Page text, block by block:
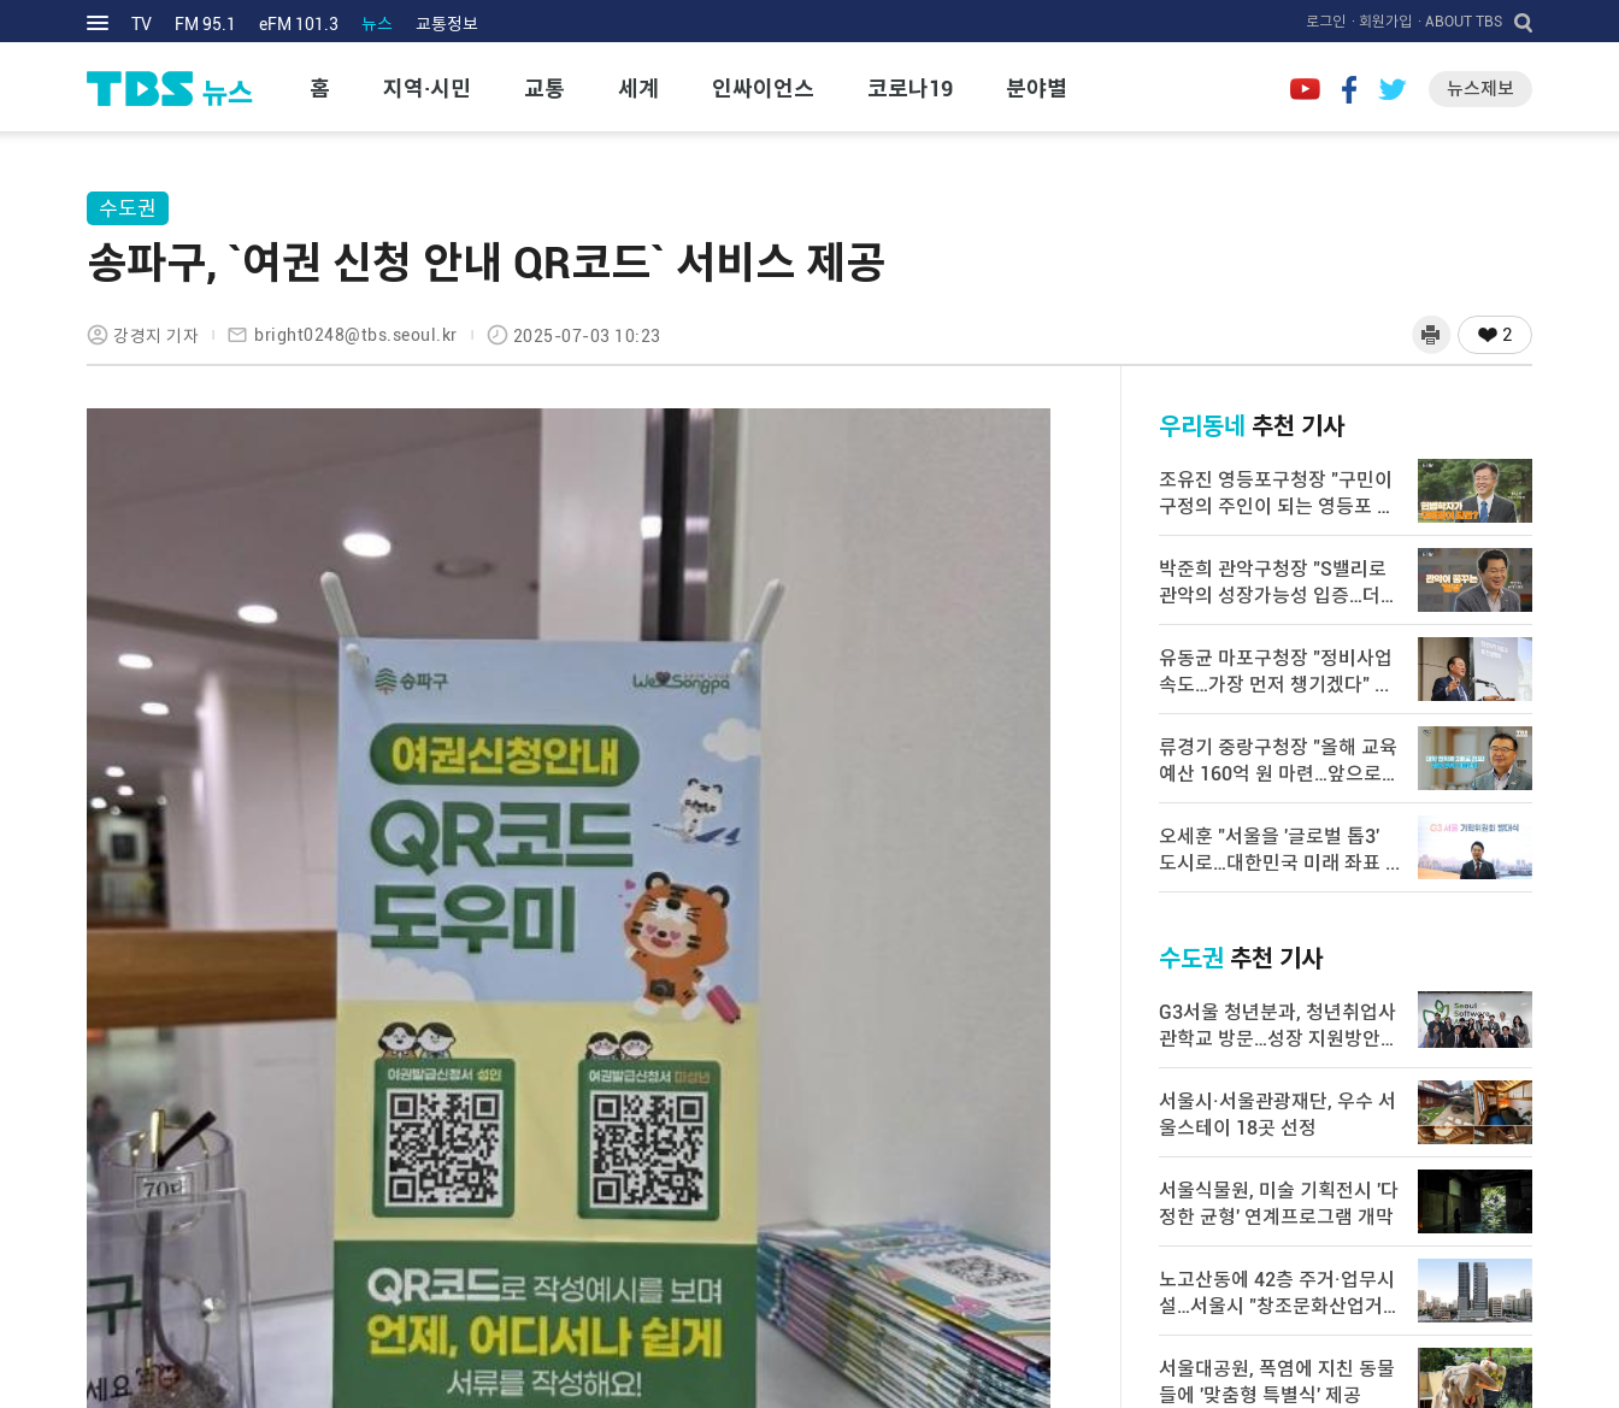
TV FM 95.1 eFM 101.3 뉴스 교통정보 로그인 · 회원가입 · ABOUT TBS
홈 지역·시민 교통 세계 인싸이언스 코로나19 분야별 뉴스제보
수도권
송파구, `여권 신청 안내 QR코드` 서비스 제공
강경지 기자 bright0248@tbs.seoul.kr 2025-07-03 10:23 2
우리동네 추천 기사
조유진 영등포구청장 "구민이
구정의 주인이 되는 영등포 만
들 ...
박준희 관악구청장 "S밸리로
관악의 성장가능성 입증…더욱
속 ...
유동균 마포구청장 "정비사업
속도…가장 먼저 챙기겠다" ...
류경기 중랑구청장 "올해 교육
예산 160억 원 마련…앞으로도
...
오세훈 "서울을 '글로벌 톱3'
도시로…대한민국 미래 좌표 ...
수도권 추천 기사
G3서울 청년분과, 청년취업사
관학교 방문…성장 지원방안
논의
서울시·서울관광재단, 우수 서
울스테이 18곳 선정
서울식물원, 미술 기획전시 '다
정한 균형' 연계프로그램 개막
노고산동에 42층 주거·업무시
설…서울시 "창조문화산업거
점 육성"
서울대공원, 폭염에 지친 동물
들에 '맞춤형 특별식' 제공